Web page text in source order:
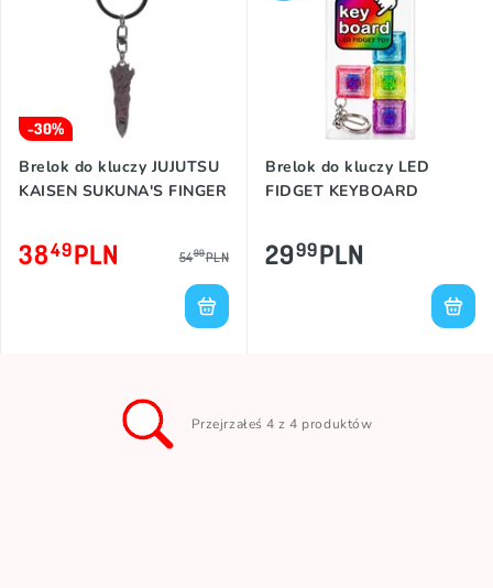
-30%
Brelok do kluczy JUJUTSU
KAISEN SUKUNA'S FINGER
3849PLN 5499PLN
Brelok do kluczy LED
FIDGET KEYBOARD
2999PLN
Przejrzałeś 4 z 4 produktów